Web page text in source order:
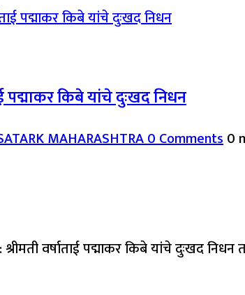
पद्माकर किबे यांचे दुःखद निधन
MAHARASHTRA0 Comments0
वर्षाताई पद्माकर किबे यांचे दुःखद